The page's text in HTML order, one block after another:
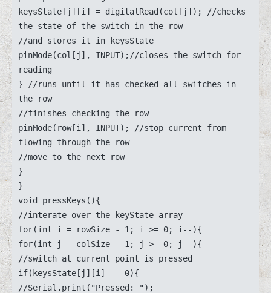
keysState[j][i] = digitalRead(col[j]); //checks
the state of the switch in the row
//and stores it in keysState
pinMode(col[j], INPUT);//closes the switch for
reading
} //runs until it has checked all switches in
the row
//finishes checking the row
pinMode(row[i], INPUT); //stop current from
flowing through the row
//move to the next row
}
}
void pressKeys(){
//interate over the keyState array
for(int i = rowSize - 1; i >= 0; i--){
for(int j = colSize - 1; j >= 0; j--){
//switch at current point is pressed
if(keysState[j][i] == 0){
//Serial.print("Pressed: ");